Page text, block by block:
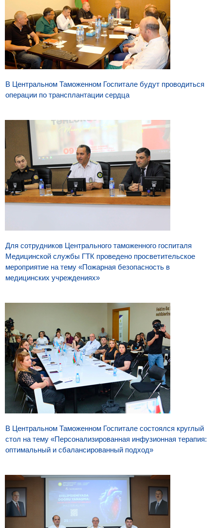
В Центральном Таможенном Госпитале будут проводиться
операции по трансплантации сердца
Для сотрудников Центрального таможенного госпиталя
Медицинской службы ГТК проведено просветительское
мероприятие на тему «Пожарная безопасность в
медицинских учреждениях»
В Центральном Таможенном Госпитале состоялся круглый
стол на тему «Персонализированная инфузионная терапия:
оптимальный и сбалансированный подход»